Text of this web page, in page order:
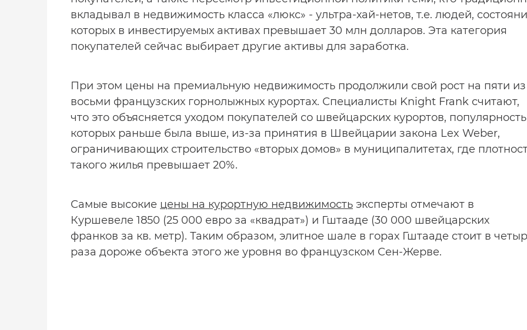
вкладывал в недвижимость класса «люкс» - ультра-хай-нетов, т.е. людей,
которых в инвестируемых активах превышает 30 млн долларов. Эта категория
покупателей сейчас выбирает другие активы для заработка.
При этом цены на премиальную недвижимость продолжили свой рост на пяти из
восьми французских горнолыжных курортах. Специалисты Knight Frank считают,
что это объясняется уходом покупателей со швейцарских курортов, популярность
которых раньше была выше, из-за принятия в Швейцарии закона Lex Weber,
ограничивающих строительство «вторых домов» в муниципалитетах, где
такого жилья превышает 20%.
Самые высокие цены на курортную недвижимость эксперты отмечают в
Куршевеле 1850 (25 000 евро за «квадрат») и Гштааде (30 000 швейцарских
франков за кв. метр). Таким образом, элитное шале в горах Гштааде стоит в
раза дороже объекта этого же уровня во французском Сен-Жерве.